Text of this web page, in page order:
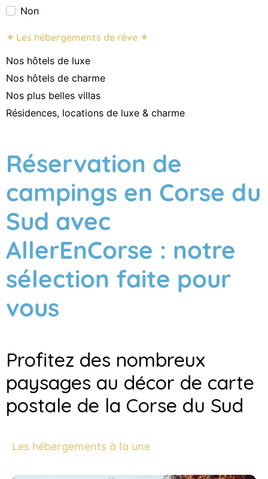
Non
✦ Les hébergements de rêve ✦
Nos hôtels de luxe
Nos hôtels de charme
Nos plus belles villas
Résidences, locations de luxe & charme
Réservation de
campings en Corse du
Sud avec
AllerEnCorse : notre
sélection faite pour
vous
Profitez des nombreux
paysages au décor de carte
postale de la Corse du Sud
Les hébergements à la une